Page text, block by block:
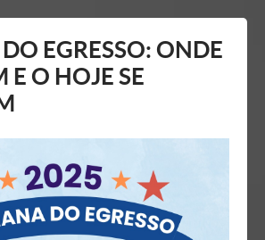
EGRESSO: ONDE
E O HOJE SE